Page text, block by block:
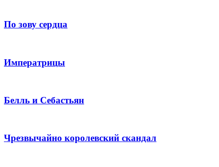
По зову сердца
Императрицы
Белль и Себастьян
Чрезвычайно королевский скандал